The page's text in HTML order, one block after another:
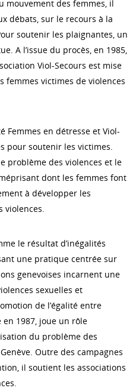
mouvement des femmes, il
débats, sur le recours à la
soutenir les plaignantes, un
A l’issue du procès, en 1985,
Viol-Secours est mise
femmes victimes de violences
Femmes en détresse et Viol-
pour soutenir les victimes.
problème des violences et le
dont les femmes font
à développer les
violences.
le résultat d’inégalités
une pratique centrée sur
genevoises incarnent une
sexuelles et
de l’égalité entre
en 1987, joue un rôle
du problème des
Outre des campagnes
il soutient les associations